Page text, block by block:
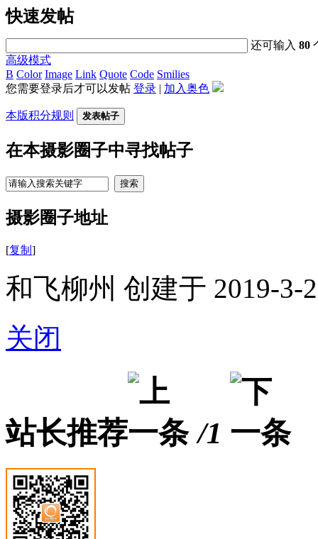
快速发帖
还可输入80
高级模式
B Color Image Link Quote Code Smilies
您需要登录后才可以发帖 登录 | 加入奥色
本版积分规则 发表帖子
在本摄影圈子中寻找帖子
搜索
摄影圈子地址
[复制 ]
和飞柳州 创建于 2019-3-
关闭
站长推荐 /1